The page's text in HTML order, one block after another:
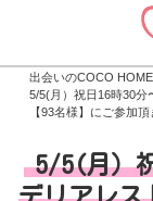
出会いのCOCO HOME
5/5(月）祝日16時30分
【93名様】にご参加頂
5/5(月）